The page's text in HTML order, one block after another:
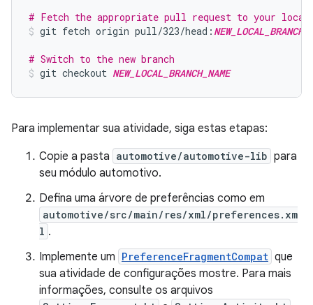
# Fetch the appropriate pull request to your
git fetch origin pull/323/head:
# Switch to the new branch
git checkout NEW_LOCAL_BRANCH_NAME
Para implementar sua atividade, siga estas etapas:
Copie a pasta automotive/automotive-lib para
seu módulo automotivo.
Defina uma árvore de preferências como em
automotive/src/main/res/xml/preferences.xm
l .
Implemente um PreferenceFragmentCompat que
sua atividade de configurações mostre. Para mais
informações, consulte os arquivos